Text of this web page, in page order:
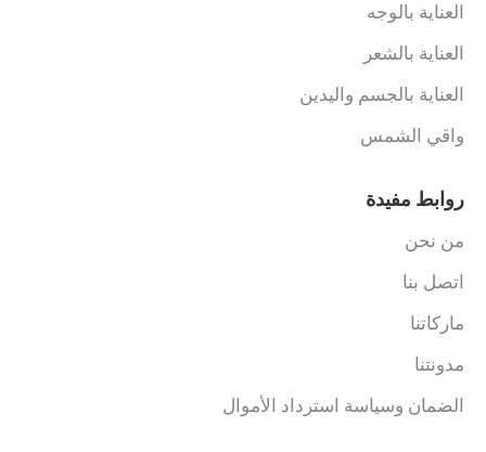
العناية بالوجه
العناية بالشعر
العناية بالجسم واليدين
واقي الشمس
روابط مفيدة
من نحن
اتصل بنا
ماركاتنا
مدونتنا
الضمان وسياسة استرداد الأموال